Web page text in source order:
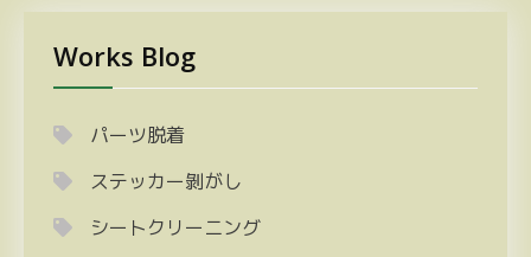
Works Blog
パーツ脱着
ステッカー剝がし
シートクリーニング